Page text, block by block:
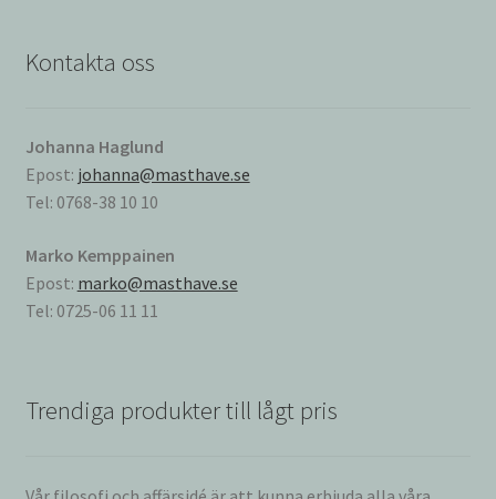
Kontakta oss
Johanna Haglund
Epost: johanna@masthave.se
Tel: 0768-38 10 10
Marko Kemppainen
Epost: marko@masthave.se
Tel: 0725-06 11 11
Trendiga produkter till lågt pris